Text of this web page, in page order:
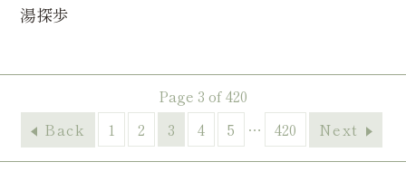
湯探歩
Page 3 of 420
Back
1 2 3 4 5 … 420 Next